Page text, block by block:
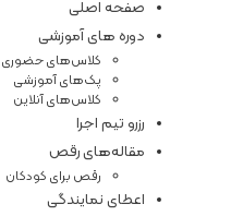
صفحه اصلی
دوره های آموزشی
کلاس‌های حضوری
پک‌های آموزشی
کلاس‌های آنلاین
رزرو تیم اجرا
مقاله‌های رقص
رقص برای کودکان
اعطای نمایندگی